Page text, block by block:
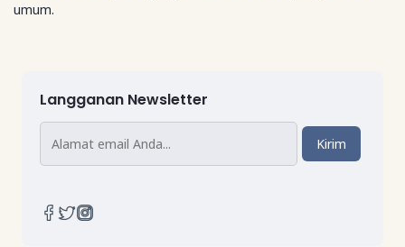
umum.
Langganan Newsletter
Kirim